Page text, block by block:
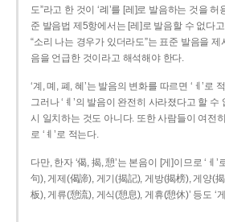
도”라고 한 것이 ‘례’를 [레]로 발음하는 것을
준 발음법 제5항에서는 [레]로 발음할 수 없다
“소리 나는 경우가 있더라도”는 표준 발음을
음을 언급한 것이라고 해석해야 한다.
‘계, 몌, 폐, 혜’는 발음의 변화를 따르면 ‘ㅔ’로
그러나 ‘ㅖ’의 발음이 완전히 사라졌다고 할 수
시 일치하는 것도 아니다. 또한 사람들이 여전
로 ‘ㅖ’로 적는다.
다만, 한자 ‘偈, 揭, 憩’는 본음이 [게]이므로 ‘ㅔ
句), 게제(偈諦), 게기(揭記), 게방(揭榜), 게양(
板), 게류(憩流), 게식(憩息), 게휴(憩休)’ 등도 ‘